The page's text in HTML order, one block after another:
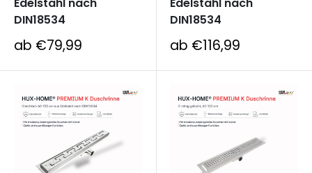
DIN18534
Sonderpreis
ab €79,99
DIN18534
Sonderpreis
ab €116,99